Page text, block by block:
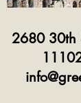
2680 30th